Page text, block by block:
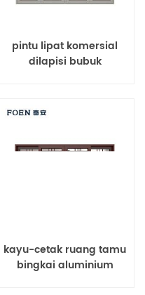
pintu lipat komersial
dilapisi bubuk
kayu-cetak ruang tamu
bingkai aluminium